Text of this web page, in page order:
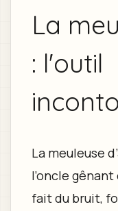
La
: l'outil
La meuleuse
l’oncle
fait du bruit,